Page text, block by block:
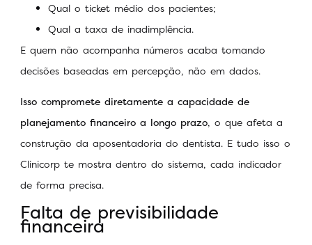
Qual o ticket médio dos pacientes;
Qual a taxa de inadimplência.
E quem não acompanha números acaba tomando
decisões baseadas em percepção, não em dados.
Isso compromete diretamente a capacidade de
planejamento financeiro a longo prazo, o que afeta a
construção da aposentadoria do dentista. E tudo isso o
Clinicorp te mostra dentro do sistema, cada indicador
de forma precisa.
Falta de previsibilidade
financeira